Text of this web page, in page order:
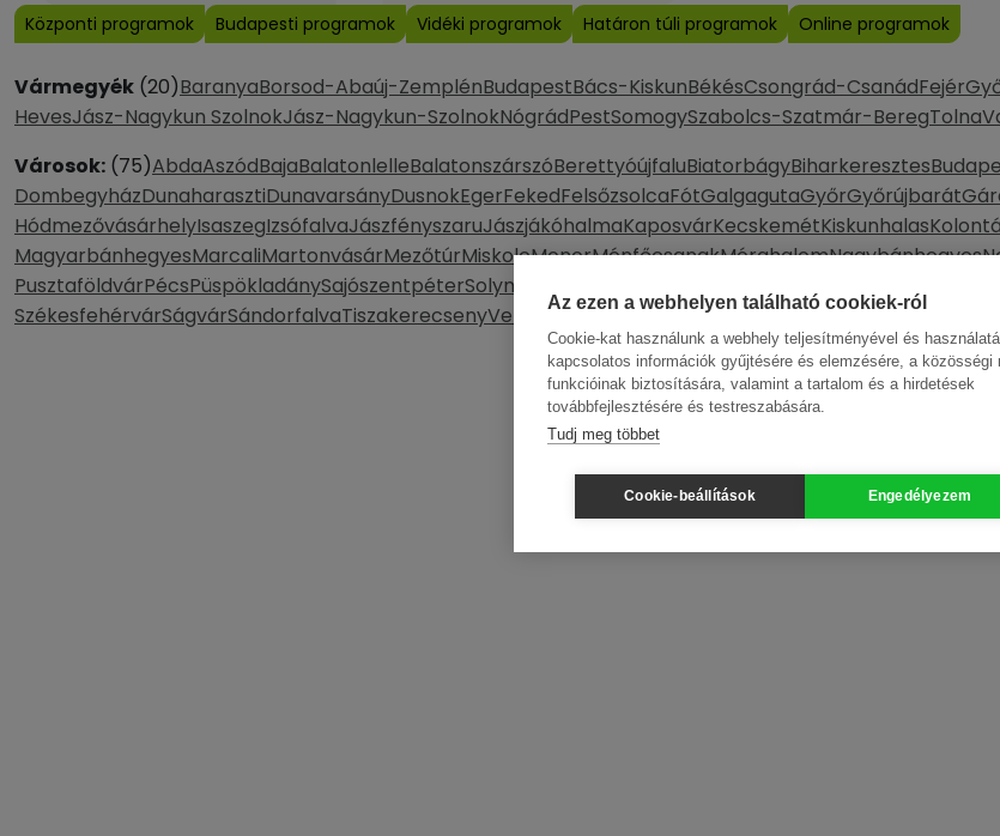
Központi programok Budapesti programok Vidéki programok Határon túli programok Online programok
Vármegyék (20)BaranyaBorsod-Abaúj-ZemplénBudapestBács-KiskunBékésCsongrád-CsanádFejér
HevesJász-Nagykun SzolnokJász-Nagykun-SzolnokNógrádPestSomogySzabolcs-Szatmár-BeregTolna
Városok: (75)AbdaAszódBajaBalatonlelleBalatonszárszóBerettyóújfaluBiatorbágyBiharkeresztes
DombegyházDunaharasztiDunavarsányDusnokEgerFekedFelsőzsolcaFótGalgagutaGyőrGyőrújbarát
HódmezővásárhelyIsaszegIzsófalvaJászfényszaruJászjákóhalmaKaposvárKecskemétKiskunhalas
MagyarbánhegyesMarcaliMartonvásárMezőtúrMiskolcMonorMénfőcsanakMórahalomNagybánhegyes
PusztaföldvárPécsPüspökladánySajószentpéterSolymár
SzékesfehérvárSágvárSándorfalvaTiszakerecsenyVeresegyházVerőceVeszprémVácVárosföld
Az ezen a webhelyen található cookiek-ról
Cookie-kat használunk a webhely teljesítményével és
kapcsolatos információk gyűjtésére és elemzésére, a közösségi
funkcióinak biztosítására, valamint a tartalom és a hirdetések
továbbfejlesztésére és testreszabására.
Tudj meg többet
Cookie-beállítások Engedélyezem